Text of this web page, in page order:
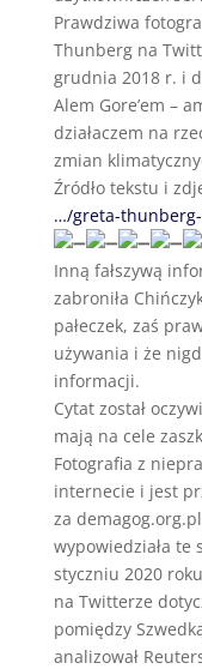
Prawdziwa
Thunberg na
grudnia 2018 r. i
Alem Gore’em –
działaczem na
zmian
Źródło tekstu i
…/greta-
Inną fałszywą
zabroniła
pałeczek, zaś
używania i że
informacji.
Cytat został
mają na cele
Fotografia z
internecie i jest
za
wypowiedziała te
styczniu 2020
na Twitterze
pomiędzy
analizował